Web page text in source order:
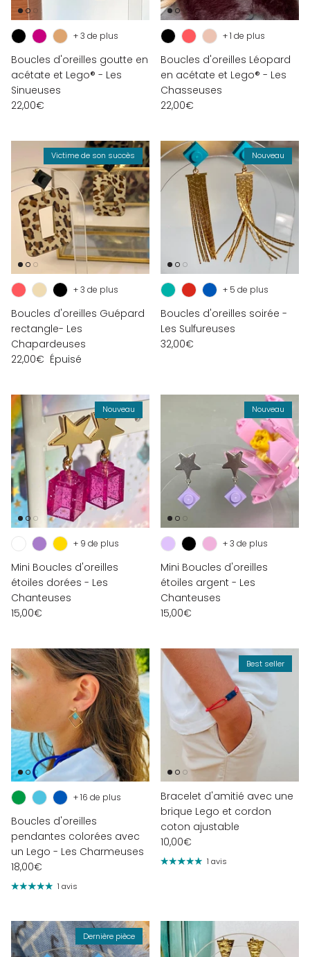
Boucles d'oreilles goutte en
acétate et Lego® - Les
Sinueuses
22,00€
+ 3 de plus
Boucles d'oreilles Léopard
en acétate et Lego® - Les
Chasseuses
22,00€
+ 1 de plus
Victime de son succès
Boucles d'oreilles Guépard
rectangle- Les
Chapardeuses
22,00€ Épuisé
+ 3 de plus
Nouveau
Boucles d'oreilles soirée -
Les Sulfureuses
32,00€
+ 5 de plus
Nouveau
Mini Boucles d'oreilles
étoiles dorées - Les
Chanteuses
15,00€
+ 9 de plus
Nouveau
Mini Boucles d'oreilles
étoiles argent - Les
Chanteuses
15,00€
+ 3 de plus
Boucles d'oreilles
pendantes colorées avec
un Lego - Les Charmeuses
18,00€
+ 16 de plus
1 avis
Best seller
Bracelet d'amitié avec une
brique Lego et cordon
coton ajustable
10,00€
1 avis
Dernière pièce